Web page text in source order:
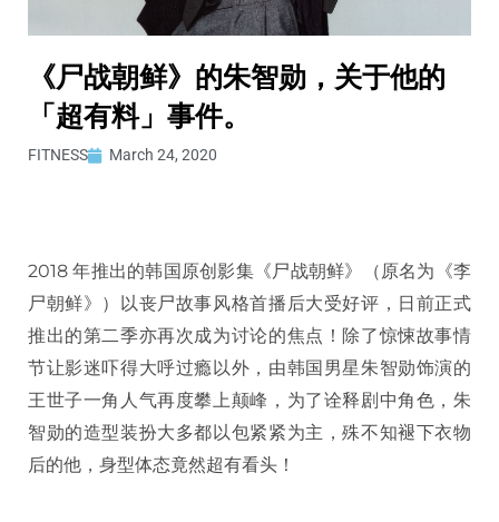
《尸战朝鲜》的朱智勋，关于他的
「超有料」事件。
FITNESS March 24, 2020
2018 年推出的韩国原创影集《尸战朝鲜》（原名为《李
尸朝鲜》）以丧尸故事风格首播后大受好评，日前正式
推出的第二季亦再次成为讨论的焦点！除了惊悚故事情
节让影迷吓得大呼过瘾以外，由韩国男星朱智勋饰演的
王世子一角人气再度攀上颠峰，为了诠释剧中角色，朱
智勋的造型装扮大多都以包紧紧为主，殊不知褪下衣物
后的他，身型体态竟然超有看头！